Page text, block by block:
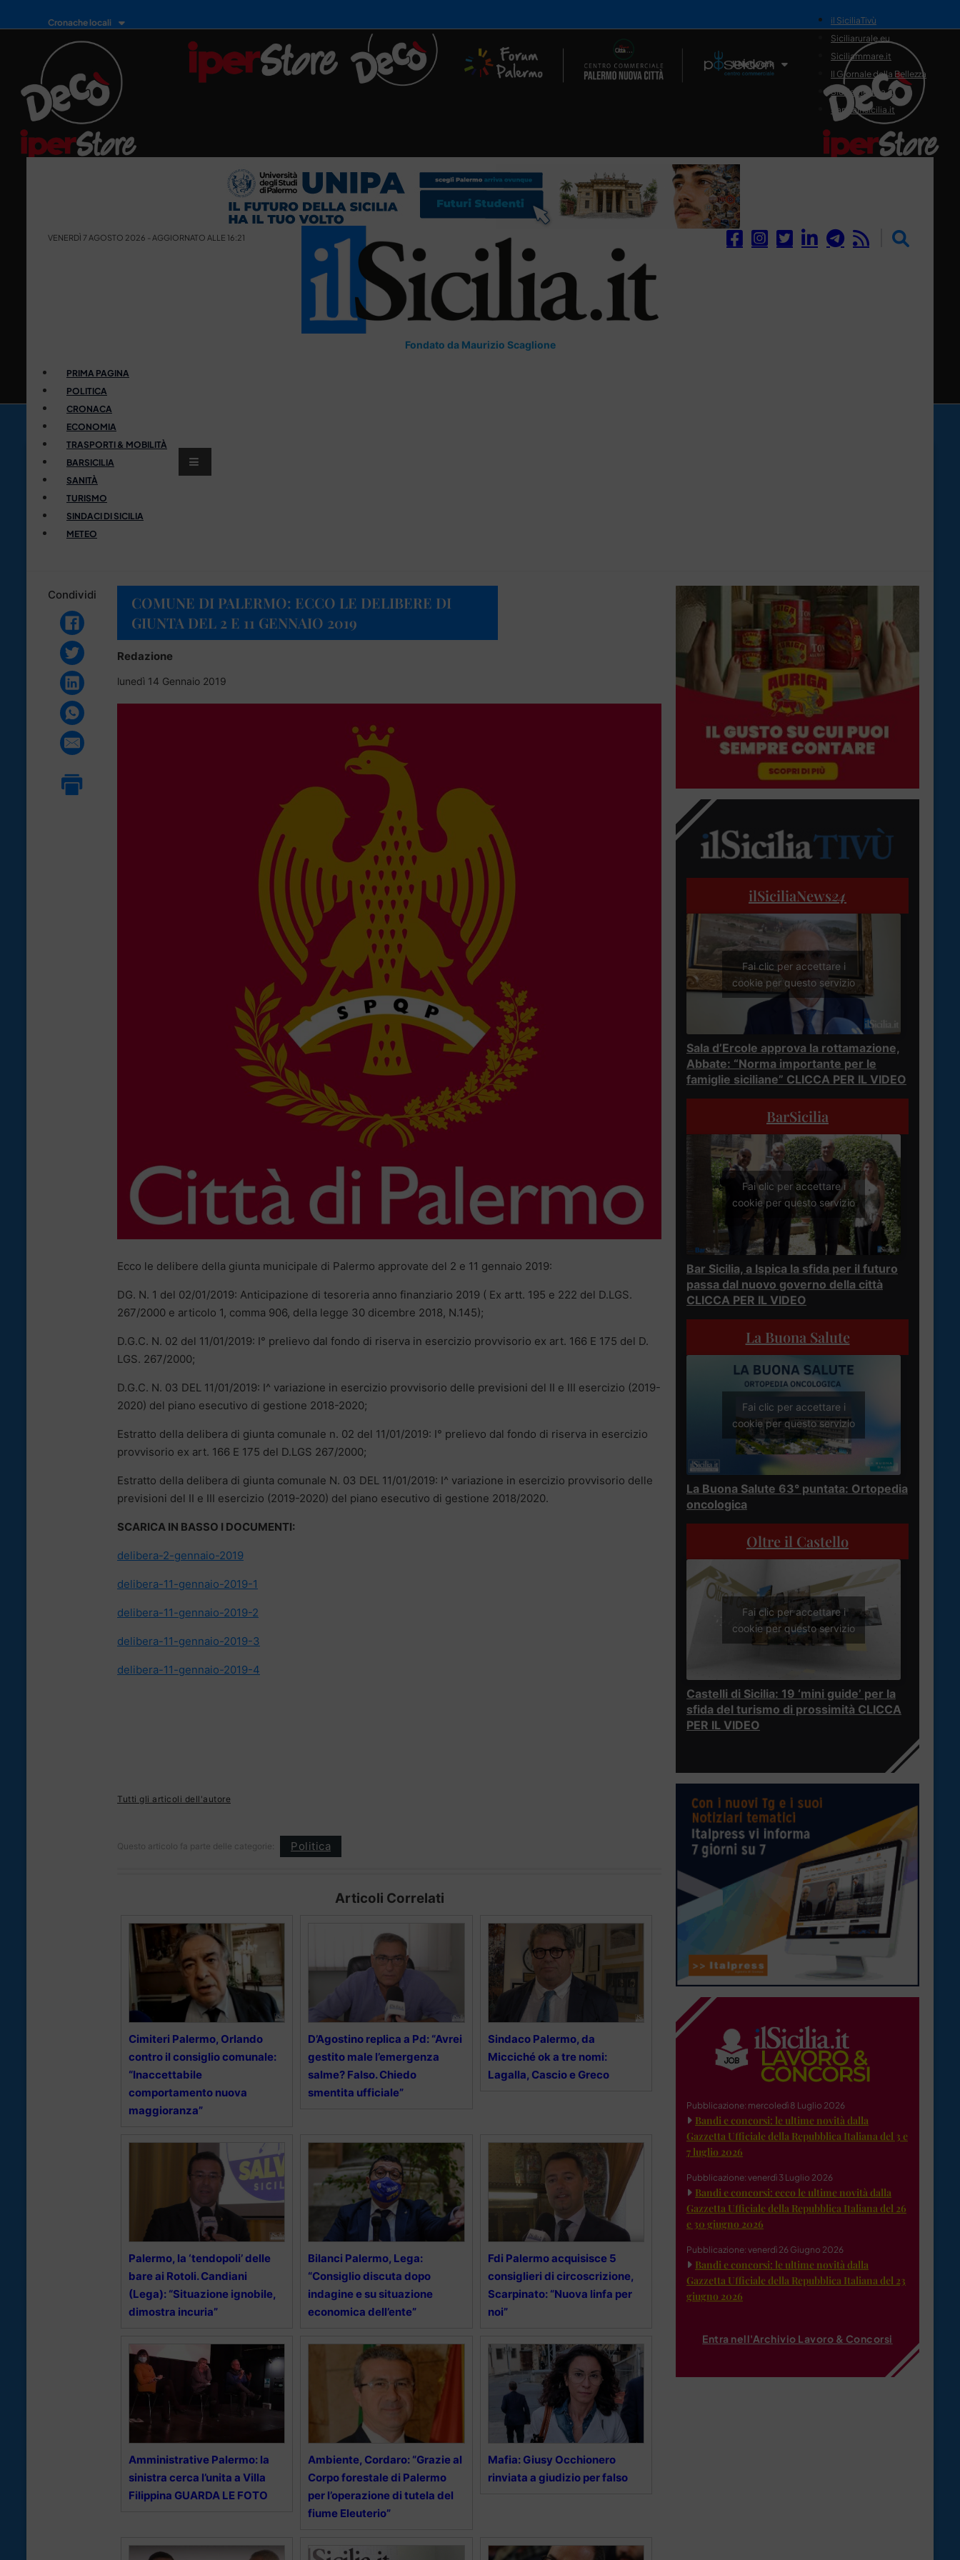
Cronache locali
Il Network
il SiciliaTivù
Siciliarurale.eu
Siciliammare.it
Il Giornale della Bellezza
Siciliamedica.it
Sanitainsicilia.it
VENERDÌ 7 AGOSTO 2026 - AGGIORNATO ALLE 16:21
Fondato da Maurizio Scaglione
PRIMA PAGINA
POLITICA
CRONACA
ECONOMIA
TRASPORTI & MOBILITÀ
BARSICILIA
SANITÀ
TURISMO
SINDACI DI SICILIA
METEO
Condividi
COMUNE DI PALERMO: ECCO LE DELIBERE DI
GIUNTA DEL 2 E 11 GENNAIO 2019
Redazione
lunedì 14 Gennaio 2019
Ecco le delibere della giunta municipale di Palermo approvate del 2 e 11 gennaio 2019:
DG. N. 1 del 02/01/2019: Anticipazione di tesoreria anno finanziario 2019 ( Ex artt. 195 e 222 del D.LGS.
267/2000 e articolo 1, comma 906, della legge 30 dicembre 2018, N.145);
D.G.C. N. 02 del 11/01/2019: I° prelievo dal fondo di riserva in esercizio provvisorio ex art. 166 E 175 del D.
LGS. 267/2000;
D.G.C. N. 03 DEL 11/01/2019: I^ variazione in esercizio provvisorio delle previsioni del II e III esercizio (2019-
2020) del piano esecutivo di gestione 2018-2020;
Estratto della delibera di giunta comunale n. 02 del 11/01/2019: I° prelievo dal fondo di riserva in esercizio
provvisorio ex art. 166 E 175 del D.LGS 267/2000;
Estratto della delibera di giunta comunale N. 03 DEL 11/01/2019: I^ variazione in esercizio provvisorio delle
previsioni del II e III esercizio (2019-2020) del piano esecutivo di gestione 2018/2020.
SCARICA IN BASSO I DOCUMENTI:
delibera-2-gennaio-2019
delibera-11-gennaio-2019-1
delibera-11-gennaio-2019-2
delibera-11-gennaio-2019-3
delibera-11-gennaio-2019-4
Tutti gli articoli dell'autore
Questo articolo fa parte delle categorie: Politica
Articoli Correlati
Cimiteri Palermo, Orlando
contro il consiglio comunale:
“Inaccettabile
comportamento nuova
maggioranza”
D’Agostino replica a Pd: “Avrei
gestito male l’emergenza
salme? Falso. Chiedo
smentita ufficiale”
Sindaco Palermo, da
Micciché ok a tre nomi:
Lagalla, Cascio e Greco
Palermo, la ‘tendopoli’ delle
bare ai Rotoli. Candiani
(Lega): “Situazione ignobile,
dimostra incuria”
Bilanci Palermo, Lega:
“Consiglio discuta dopo
indagine e su situazione
economica dell’ente”
Fdi Palermo acquisisce 5
consiglieri di circoscrizione,
Scarpinato: “Nuova linfa per
noi”
Amministrative Palermo: la
sinistra cerca l’unita a Villa
Filippina GUARDA LE FOTO
Ambiente, Cordaro: “Grazie al
Corpo forestale di Palermo
per l’operazione di tutela del
fiume Eleuterio”
Mafia: Giusy Occhionero
rinviata a giudizio per falso
ilSiciliaNews24
Fai clic per accettare i
cookie per questo servizio
Sala d’Ercole approva la rottamazione,
Abbate: “Norma importante per le
famiglie siciliane” CLICCA PER IL VIDEO
BarSicilia
Fai clic per accettare i
cookie per questo servizio
Bar Sicilia, a Ispica la sfida per il futuro
passa dal nuovo governo della città
CLICCA PER IL VIDEO
La Buona Salute
Fai clic per accettare i
cookie per questo servizio
La Buona Salute 63° puntata: Ortopedia
oncologica
Oltre il Castello
Fai clic per accettare i
cookie per questo servizio
Castelli di Sicilia: 19 ‘mini guide’ per la
sfida del turismo di prossimità CLICCA
PER IL VIDEO
Pubblicazione: mercoledì 8 Luglio 2026
Bandi e concorsi: le ultime novità dalla
Gazzetta Ufficiale della Repubblica Italiana del 3 e
7 luglio 2026
Pubblicazione: venerdì 3 Luglio 2026
Bandi e concorsi: ecco le ultime novità dalla
Gazzetta Ufficiale della Repubblica Italiana del 26
e 30 giugno 2026
Pubblicazione: venerdì 26 Giugno 2026
Bandi e concorsi: le ultime novità dalla
Gazzetta Ufficiale della Repubblica Italiana del 23
giugno 2026
Entra nell'Archivio Lavoro & Concorsi